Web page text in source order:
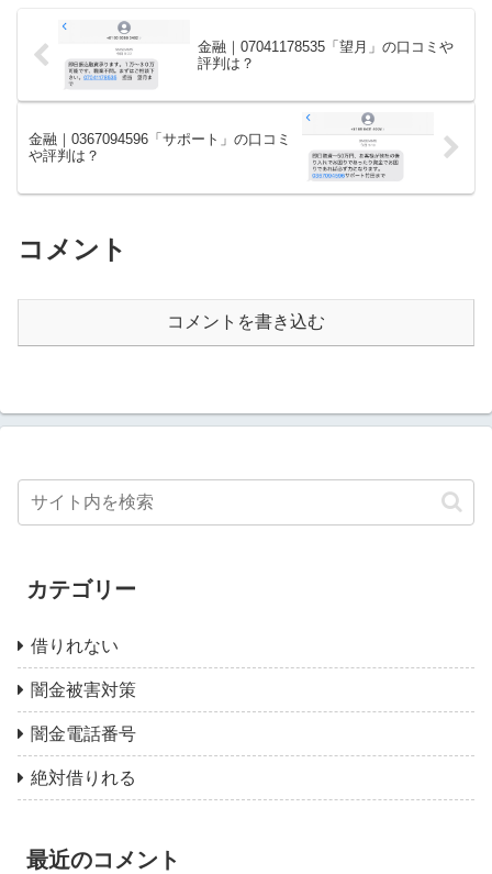
金融｜07041178535「望月」の口コミや
評判は？
金融｜0367094596「サポート」の口コミ
や評判は？
コメント
コメントを書き込む
カテゴリー
借りれない
闇金被害対策
闇金電話番号
絶対借りれる
最近のコメント